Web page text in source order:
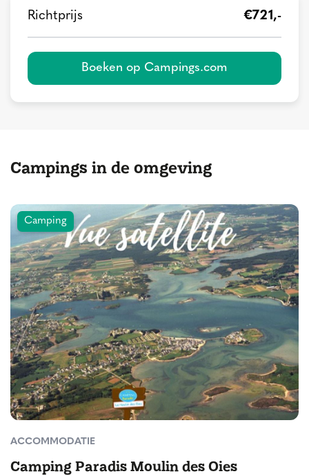
Richtprijs €721,-
Boeken op Campings.com
Campings in de omgeving
Camping
ACCOMMODATIE
Camping Paradis Moulin des Oies